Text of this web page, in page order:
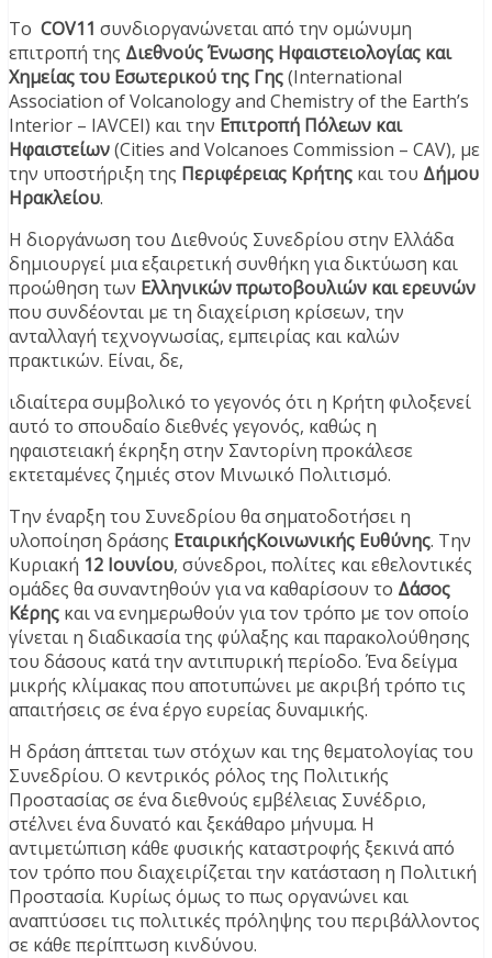
Το COV11 συνδιοργανώνεται από την ομώνυμη
επιτροπή της Διεθνούς Ένωσης Ηφαιστειολογίας και
Χημείας του Εσωτερικού της Γης(International
Association of Volcanology and Chemistry of the Earth’s
Interior – IAVCEI) και την Επιτροπή Πόλεων και
Ηφαιστείων(Cities and Volcanoes Commission – CAV), με
την υποστήριξη της Περιφέρειας Κρήτης και του Δήμου
Ηρακλείου.
Η διοργάνωση του Διεθνούς Συνεδρίου στην Ελλάδα
δημιουργεί μια εξαιρετική συνθήκη για δικτύωση και
προώθηση των Ελληνικών πρωτοβουλιών και ερευνών
που συνδέονται με τη διαχείριση κρίσεων, την
ανταλλαγή τεχνογνωσίας, εμπειρίας και καλών
πρακτικών. Είναι, δε,
ιδιαίτερα συμβολικό το γεγονός ότι η Κρήτη φιλοξενεί
αυτό το σπουδαίο διεθνές γεγονός, καθώς η
ηφαιστειακή έκρηξη στην Σαντορίνη προκάλεσε
εκτεταμένες ζημιές στον Μινωικό Πολιτισμό.
Την έναρξη του Συνεδρίου θα σηματοδοτήσει η
υλοποίηση δράσης ΕταιρικήςΚοινωνικής Ευθύνης. Την
Κυριακή 12 Ιουνίου, σύνεδροι, πολίτες και εθελοντικές
ομάδες θα συναντηθούν για να καθαρίσουν το Δάσος
Κέρης και να ενημερωθούν για τον τρόπο με τον οποίο
γίνεται η διαδικασία της φύλαξης και παρακολούθησης
του δάσους κατά την αντιπυρική περίοδο. Ένα δείγμα
μικρής κλίμακας που αποτυπώνει με ακριβή τρόπο τις
απαιτήσεις σε ένα έργο ευρείας δυναμικής.
Η δράση άπτεται των στόχων και της θεματολογίας του
Συνεδρίου. Ο κεντρικός ρόλος της Πολιτικής
Προστασίας σε ένα διεθνούς εμβέλειας Συνέδριο,
στέλνει ένα δυνατό και ξεκάθαρο μήνυμα. Η
αντιμετώπιση κάθε φυσικής καταστροφής ξεκινά από
τον τρόπο που διαχειρίζεται την κατάσταση η Πολιτική
Προστασία. Κυρίως όμως το πως οργανώνει και
αναπτύσσει τις πολιτικές πρόληψης του περιβάλλοντος
σε κάθε περίπτωση κινδύνου.